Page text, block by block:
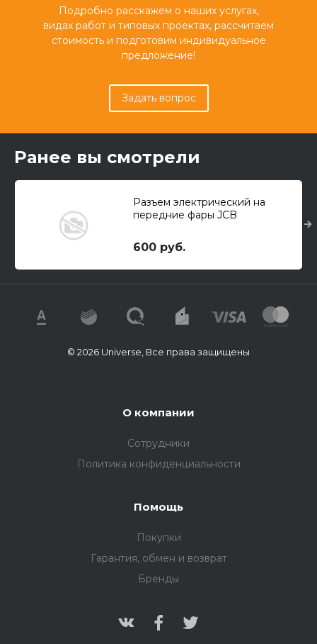
Подробно расскажем о наших услугах,
видах работ и типовых проектах, рассчитаем
стоимость и подготовим индивидуальное
предложение!
Задать вопрос
Ранее вы смотрели
Разъем электрический на
передние фары JCB
600 руб.
© 2026 Universe, Все права защищены
О компании
Сотрудники
Политика конфиденциальности
Помощь
Покупки
Гарантия, обмен и возврат
Бренды